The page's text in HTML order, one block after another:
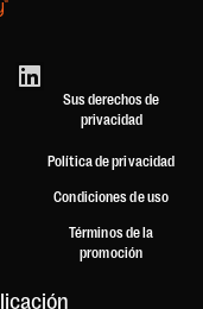
Sus derechos de
privacidad
Política de privacidad
Condiciones de uso
Términos de la
promoción